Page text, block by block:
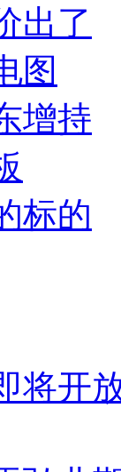
出了
图
增持
标的
将开